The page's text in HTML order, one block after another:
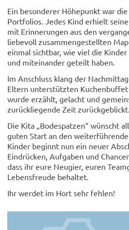
Ein besonderer Höhepunkt war
Portfolios. Jedes Kind erhielt
mit Erinnerungen aus den
liebevoll zusammengestellten
einmal sichtbar, wie viel die
und miteinander geteilt haben.
Im Anschluss klang der
Eltern unterstützten Kuchenbuffet
wurde erzählt, gelacht und
zurückliegende Zeit zurückgeblickt.
Die Kita „Bodespatzen“ wünscht
guten Start an den
Kinder beginnt nun ein neuer
Eindrücken, Aufgaben und
dass ihr eure Neugier, euren
Lebensfreude behaltet.
Ihr werdet im Hort sehr fehlen!